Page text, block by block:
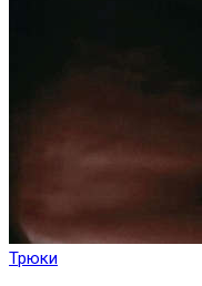
Трюки